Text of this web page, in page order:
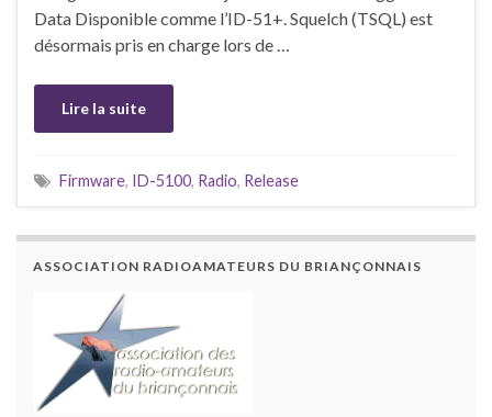
Data Disponible comme l’ID-51+. Squelch (TSQL) est
désormais pris en charge lors de …
Lire la suite
Firmware, ID-5100, Radio, Release
ASSOCIATION RADIOAMATEURS DU BRIANÇONNAIS